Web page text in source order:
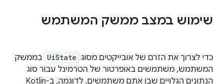
שימוש במצב ממשק המשתמש
כדי לצרוך את הזרם של אובייקטים מסוג UiState בממשק
המשתמש, משתמשים באופרטור של הטרמינל עבור סוג
הנתונים הגלויים שבו אתם משתמשים. לדוגמה, ב-Kotlin